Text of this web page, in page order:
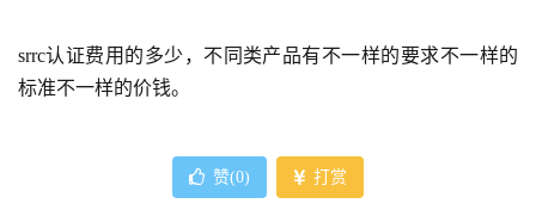
srrc认证费用的多少，不同类产品有不一样的要求不一样的
标准不一样的价钱。
赞(0) 打赏